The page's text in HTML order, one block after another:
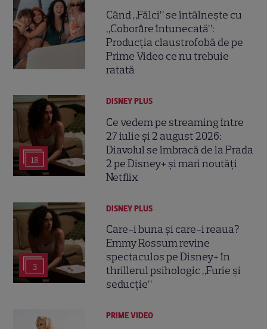
Când „Fălci” se întâlnește cu
„Coborâre întunecată”:
Producția claustrofobă de pe
Prime Video ce nu trebuie
ratată
18
DISNEY PLUS
Ce vedem pe streaming între
27 iulie și 2 august 2026:
Diavolul se îmbracă de la Prada
2 pe Disney+ și mari noutăți
Netflix
3
DISNEY PLUS
Care-i buna și care-i reaua?
Emmy Rossum revine
spectaculos pe Disney+ în
thrillerul psihologic „Furie și
seducție”
PRIME VIDEO